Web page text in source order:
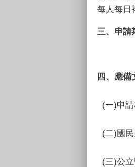
每人每日
三、申請
四、應備
(一)申請
(二)國民
(三)公